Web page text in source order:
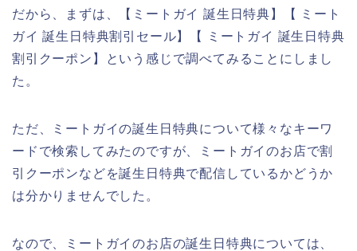
だから、まずは、【ミートガイ 誕生日特典】【 ミート
ガイ 誕生日特典割引セール】【 ミートガイ 誕生日特典
割引クーポン】という感じで調べてみることにしまし
た。
ただ、ミートガイの誕生日特典について様々なキーワ
ードで検索してみたのですが、ミートガイのお店で割
引クーポンなどを誕生日特典で配信しているかどうか
は分かりませんでした。
なので、ミートガイのお店の誕生日特典については、